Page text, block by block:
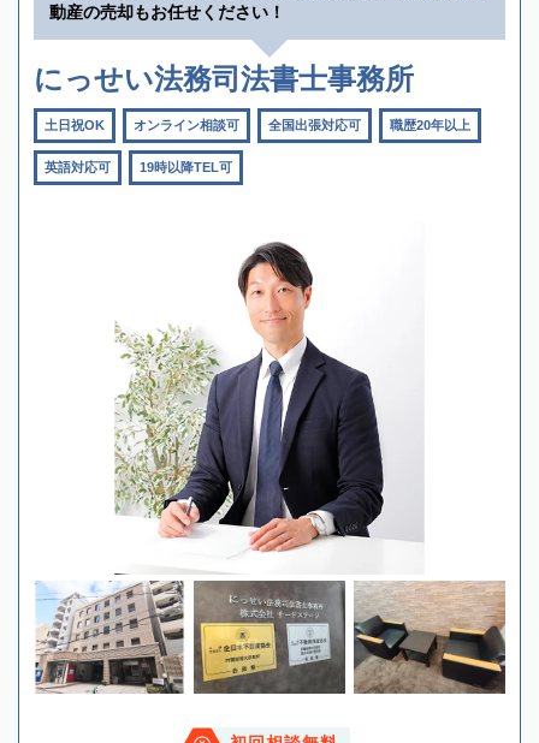
動産の売却もお任せください！
にっせい法務司法書士事務所
土日祝OK オンライン相談可 全国出張対応可 職歴20年以上
英語対応可 19時以降TEL可